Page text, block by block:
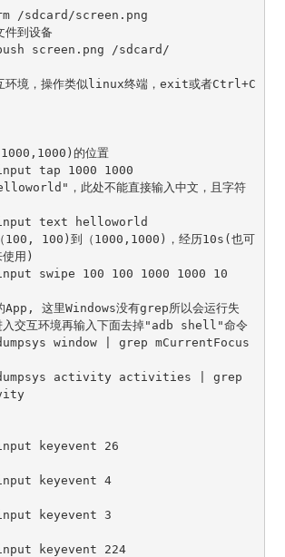
/sdcard/screen.png
件到设备
screen.png /sdcard/
环境，操作类似linux终端，exit或者Ctrl+C
的位置
tap 1000 1000
，此处不能直接输入中文，且字符
text helloworld
100, 100)到（1000,1000)，经历10s(也可
使用)
swipe 100 100 1000 1000 10
App, 这里Windows没有grep所以会运行失
入交互环境再输入下面去掉"adb shell"命令
window | grep mCurrentFocus
activity activities | grep
keyevent 26
keyevent 4
keyevent 3
keyevent 224